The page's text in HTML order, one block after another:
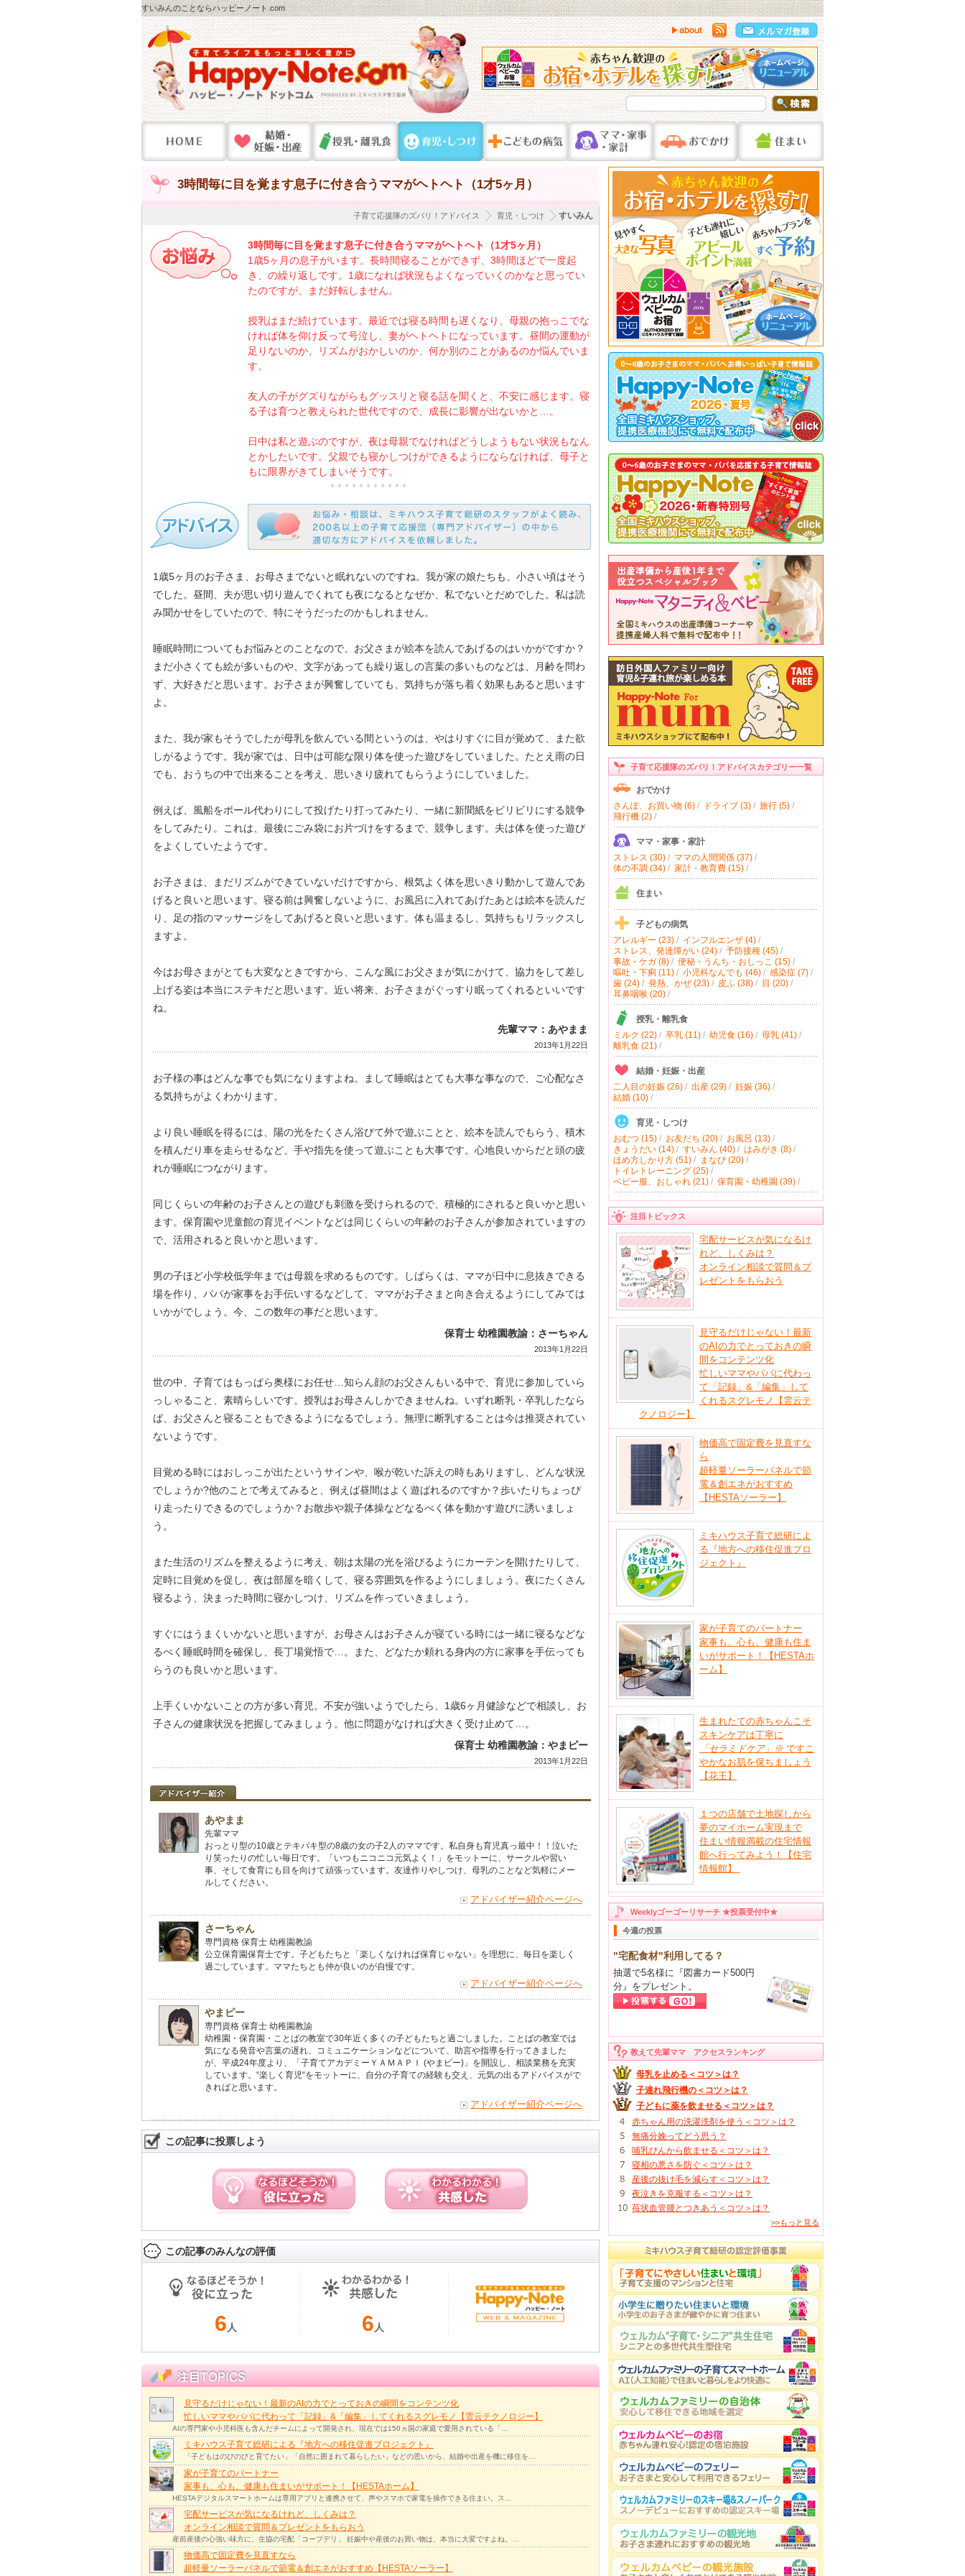
すいみんのことならハッピーノート.com
3時間毎に目を覚ます息子に付き合うママがヘトヘト（1才5ヶ月）
すいみん
育児・しつけ
子育て応援隊のズバリ！アドバイス
3時間毎に目を覚ます息子に付き合うママがヘトヘト（1才5ヶ月）
1歳5ヶ月の息子がいます。長時間寝ることができず、3時間ほどで一度起
き、の繰り返しです。1歳になれば状況もよくなっていくのかなと思ってい
たのですが、まだ好転しません。
授乳はまだ続けています。最近では寝る時間も遅くなり、母親の抱っこでな
ければ体を仰け反って号泣し、妻がヘトヘトになっています。昼間の運動が
足りないのか、リズムがおかしいのか、何か別のことがあるのか悩んでいま
す。
友人の子がグズりながらもグッスリと寝る話を聞くと、不安に感じます。寝
る子は育つと教えられた世代ですので、成長に影響が出ないかと…。
日中は私と遊ぶのですが、夜は母親でなければどうしようもない状況もなん
とかしたいです。父親でも寝かしつけができるようにならなければ、母子と
もに限界がきてしまいそうです。
1歳5ヶ月のお子さま、お母さまでないと眠れないのですね。我が家の娘たちも、小さい頃はそう
でした。昼間、夫が思い切り遊んでくれても夜になるとなぜか、私でないとだめでした。私は読
み聞かせをしていたので、特にそうだったのかもしれません。
睡眠時間についてもお悩みとのことなので、お父さまが絵本を読んであげるのはいかがですか？
まだ小さくても絵が多いものや、文字があっても繰り返しの言葉の多いものなどは、月齢を問わ
ず、大好きだと思います。お子さまが興奮していても、気持ちが落ち着く効果もあると思います
よ。
また、我が家もそうでしたが母乳を飲んでいる間というのは、やはりすぐに目が覚めて、また欲
しがるようです。我が家では、日中は可能な限り体を使った遊びをしていました。たとえ雨の日
でも、おうちの中で出来ることを考え、思いきり疲れてもらうようにしていました。
例えば、風船をボール代わりにして投げたり打ってみたり、一緒に新聞紙をビリビリにする競争
をしてみたり。これは、最後にごみ袋にお片づけをするまで、競争します。夫は体を使った遊び
をよくしていたようです。
お子さまは、まだリズムができていないだけですから、根気よく体を思いきり動かして遊んであ
げると良いと思います。寝る前は興奮しないように、お風呂に入れてあげたあとは絵本を読んだ
り、足の指のマッサージをしてあげると良いと思います。体も温まるし、気持ちもリラックスし
ますよ。
今はお母さまがとても大変なときですから、こんな風にお父さまが気にかけて、協力をして差し
上げる姿は本当にステキだと思います。近い将来、お子さまがぐっすり眠ってくれるといいです
ね。
先輩ママ：あやまま
2013年1月22日
お子様の事はどんな事でも気になりますよね。まして睡眠はとても大事な事なので、ご心配なさ
る気持ちがよくわかります。
より良い睡眠を得るには、陽の光をたくさん浴びて外で遊ぶことと、絵本を読んでもらう、積木
を積んだり車を走らせるなど、手や指先を使って遊ぶことも大事です。心地良いからだと頭の疲
れが睡眠につながります。
同じくらいの年齢のお子さんとの遊びも刺激を受けられるので、積極的にされると良いかと思い
ます。保育園や児童館の育児イベントなどは同じくらいの年齢のお子さんが参加されていますの
で、活用されると良いかと思います。
男の子ほど小学校低学年までは母親を求めるものです。しばらくは、ママが日中に息抜きできる
場を作り、パパが家事をお手伝いするなどして、ママがお子さまと向き合えるようにしてみては
いかがでしょう。今、この数年の事だと思います。
保育士 幼稚園教諭：さーちゃん
2013年1月22日
世の中、子育てはもっぱら奥様にお任せ…知らん顔のお父さんもいる中で、育児に参加していら
っしゃること、素晴らしいです。授乳はお母さんしかできませんね。いずれ断乳・卒乳したなら
ば、お父さんと寝ることもできるようになるでしょう。無理に断乳することは今は推奨されてい
ないようです。
目覚める時にはおしっこが出たというサインや、喉が乾いた訴えの時もありますし、どんな状況
でしょうか?他のことで考えてみると、例えば昼間はよく遊ばれるのですか？歩いたりちょっぴ
り走ったりできるのでしょうか？お散歩や親子体操などなるべく体を動かす遊びに誘いましょ
う。
また生活のリズムを整えるように考え、朝は太陽の光を浴びるようにカーテンを開けたりして、
定時に目覚めを促し、夜は部屋を暗くして、寝る雰囲気を作るようにしましょう。夜にたくさん
寝るよう、決まった時間に寝かしつけ、リズムを作っていきましょう。
すぐにはうまくいかないと思いますが、お母さんはお子さんが寝ている時には一緒に寝るなどな
るべく睡眠時間を確保し、長丁場覚悟で…。また、どなたか頼れる身内の方に家事を手伝っても
らうのも良いかと思います。
上手くいかないことの方が多い育児。不安が強いようでしたら、1歳6ヶ月健診などで相談し、お
子さんの健康状況を把握してみましょう。他に問題がなければ大きく受け止めて…。
保育士 幼稚園教諭：やまピー
2013年1月22日
あやまま
先輩ママ
おっとり型の10歳とテキパキ型の8歳の女の子2人のママです。私自身も育児真っ最中！！泣いた
り笑ったりの忙しい毎日です。「いつもニコニコ元気よく！」をモットーに、サークルや習い
事、そして食育にも目を向けて頑張っています。友達作りやしつけ、母乳のことなど気軽にメー
ルしてください。
アドバイザー紹介ページへ
さーちゃん
専門資格 保育士 幼稚園教諭
公立保育園保育士です。子どもたちと「楽しくなければ保育じゃない」を理想に、毎日を楽しく
過ごしています。ママたちとも仲が良いのが自慢です。
アドバイザー紹介ページへ
やまピー
専門資格 保育士 幼稚園教諭
幼稚園・保育園・ことばの教室で30年近く多くの子どもたちと過ごしました。ことばの教室では
気になる発音や言葉の遅れ、コミュニケーションなどについて、助言や指導を行ってきました
が、平成24年度より、「子育てアカデミーＹＡＭＡＰＩ (やまピー)」を開設し、相談業務を充実
しています。“楽しく育児“をモットーに、自分の子育ての経験も交え、元気の出るアドバイスがで
きればと思います。
アドバイザー紹介ページへ
この記事に投票しよう
この記事のみんなの評価
6 人 6 人
見守るだけじゃない！最新のAIの力でとっておきの瞬間をコンテンツ化
忙しいママやパパに代わって「記録」&「編集」してくれるスグレモノ【雲云テクノロジー】
AIの専門家や小児科医も含んだチームによって開発され、現在では150ヵ国の家庭で愛用されている「…
ミキハウス子育て総研による『地方への移住促進プロジェクト』
「子どもはのびのびと育てたい」「自然に囲まれて暮らしたい」などの思いから、結婚や出産を機に移住を…
家が子育てのパートナー
家事も、心も、健康も住まいがサポート！【HESTAホーム】
HESTAデジタルスマートホームは専用アプリと連携させて、声やスマホで家電を操作できる住まい。ス…
宅配サービスが気になるけれど、しくみは？
オンライン相談で質問＆プレゼントをもらおう
産前産後の心強い味方に、生協の宅配「コープデリ」 妊娠中や産後のお買い物は、本当に大変ですよね。…
物価高で固定費を見直すなら
超軽量ソーラーパネルで節電＆創エネがおすすめ【HESTAソーラー】
子育て応援隊のズバリ！アドバイスカテゴリー一覧
おでかけ
さんぽ、お買い物 (6)/ ドライブ (3)/ 旅行 (5)/
飛行機 (2)/
ママ・家事・家計
ストレス (30)/ ママの人間関係 (37)/
体の不調 (34)/ 家計・教育費 (15)/
住まい
子どもの病気
アレルギー (23)/ インフルエンザ (4)/
ストレス、発達障がい (24)/ 予防接種 (45)/
事故・ケガ (8)/ 便秘・うんち・おしっこ (15)/
嘔吐・下痢 (11)/ 小児科なんでも (46)/ 感染症 (7)/
歯 (24)/ 発熱、かぜ (23)/ 皮ふ (38)/ 目 (20)/
耳鼻咽喉 (20)/
授乳・離乳食
ミルク (22)/ 卒乳 (11)/ 幼児食 (16)/ 母乳 (41)/
離乳食 (21)/
結婚・妊娠・出産
二人目の妊娠 (26)/ 出産 (29)/ 妊娠 (36)/
結婚 (10)/
育児・しつけ
おむつ (15)/ お友だち (20)/ お風呂 (13)/
きょうだい (14)/ すいみん (40)/ はみがき (8)/
ほめ方しかり方 (51)/ まなび (20)/
トイレトレーニング (25)/
ベビー服、おしゃれ (21)/ 保育園・幼稚園 (39)/
注目トピックス
宅配サービスが気になるけ
れど、しくみは？
オンライン相談で質問＆プ
レゼントをもらおう
見守るだけじゃない！最新
のAIの力でとっておきの瞬
間をコンテンツ化
忙しいママやパパに代わっ
て「記録」&「編集」して
くれるスグレモノ【雲云テ
クノロジー】
物価高で固定費を見直すな
ら
超軽量ソーラーパネルで節
電＆創エネがおすすめ
【HESTAソーラー】
ミキハウス子育て総研によ
る『地方への移住促進プロ
ジェクト』
家が子育てのパートナー
家事も、心も、健康も住ま
いがサポート！【HESTAホ
ーム】
生まれたての赤ちゃんこそ
スキンケアは丁寧に
「セラミドケア」 ※ ですこ
やかなお肌を保ちましょう
【花王】
１つの店舗で土地探しから
夢のマイホーム実現まで
住まい情報満載の住宅情報
館へ行ってみよう！【住宅
情報館】
Weeklyゴーゴーリサーチ ★投票受付中★
今週の投票
"宅配食材"利用してる？
抽選で5名様に『図書カード500円
分』をプレゼント。
教えて先輩ママ アクセスランキング
母乳を止める＜コツ＞は？
子連れ飛行機の＜コツ＞は？
子どもに薬を飲ませる＜コツ＞は？
赤ちゃん用の洗濯洗剤を使う＜コツ＞は？
無痛分娩ってどう思う？
哺乳びんから飲ませる＜コツ＞は？
寝相の悪さを防ぐ＜コツ＞は？
産後の抜け毛を減らす＜コツ＞は？
夜泣きを克服する＜コツ＞は？
苺状血管腫とつきあう＜コツ＞は？
>>もっと見る